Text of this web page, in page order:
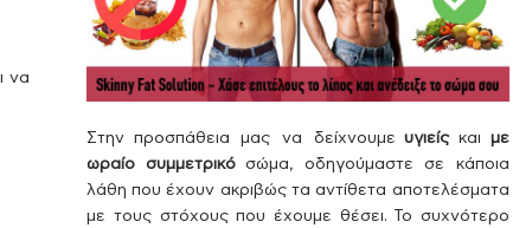
να
Στην προσπάθεια μας να δείχνουμευγιείςκαι με
ωραίο συμμετρικό σώμα, οδηγούμαστε σε κάποια
λάθη που έχουν ακριβώς τα αντίθετα αποτελέσματα
με τους στόχους που έχουμε θέσει. Το συχνότερο